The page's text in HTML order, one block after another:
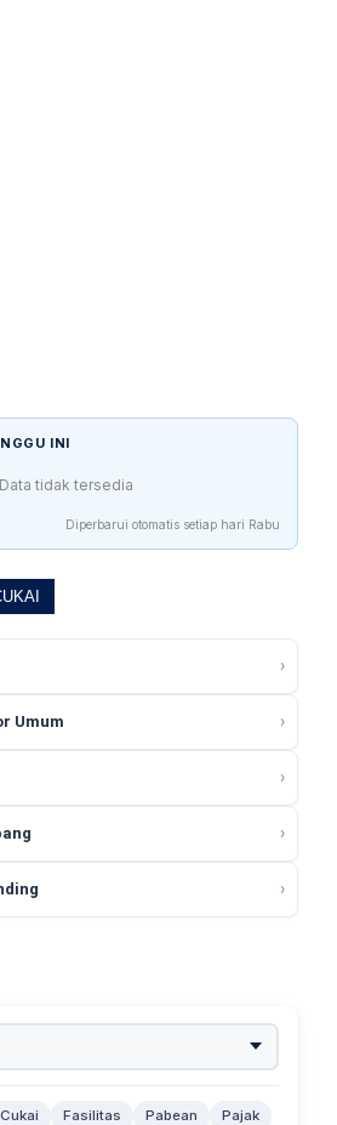
INI
Data tidak tersedia
Diperbarui otomatis setiap hari Rabu
›
Umum ›
›
›
›
Cukai Fasilitas Pabean
Pajak